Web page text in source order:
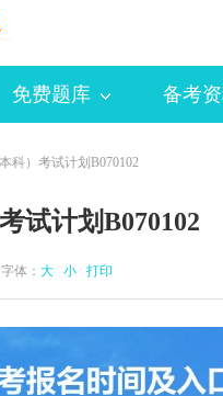
免费题库 备考
科）考试计划B070102
试计划B070102
体： 大 小 打印